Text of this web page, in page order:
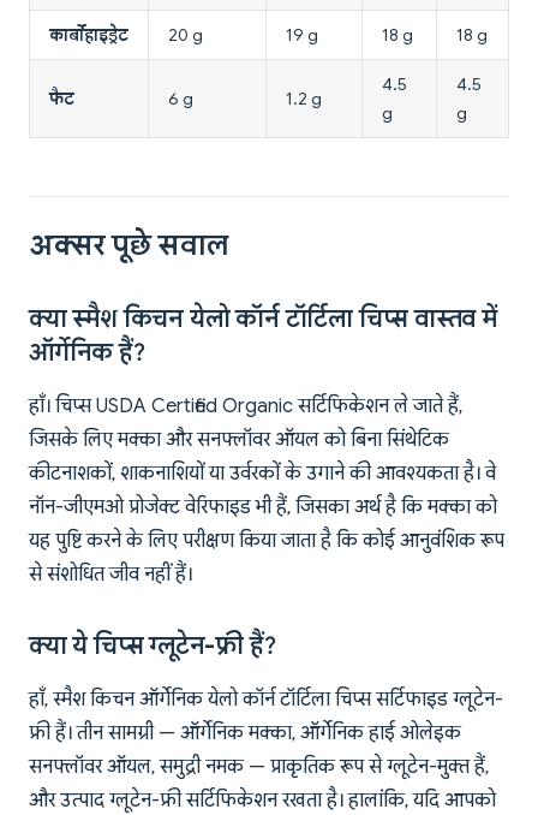
कार्बोहाइड्रेट 20 g 19 g 18 g 18 g
फैट 6 g 1.2 g
4.5
g
4.5
g
अक्सर पूछे सवाल
क्या स्मैश किचन येलो कॉर्न टॉर्टिला चिप्स वास्तव में
ऑर्गेनिक हैं?
हाँ। चिप्स USDA Certified Organic सर्टिफिकेशन ले जाते हैं,
जिसके लिए मक्का और सनफ्लॉवर ऑयल को बिना सिंथेटिक
कीटनाशकों, शाकनाशियों या उर्वरकों के उगाने की आवश्यकता है। वे
नॉन-जीएमओ प्रोजेक्ट वेरिफाइड भी हैं, जिसका अर्थ है कि मक्का को
यह पुष्टि करने के लिए परीक्षण किया जाता है कि कोई आनुवंशिक रूप
से संशोधित जीव नहीं हैं।
क्या ये चिप्स ग्लूटेन-फ्री हैं?
हाँ, स्मैश किचन ऑर्गेनिक येलो कॉर्न टॉर्टिला चिप्स सर्टिफाइड ग्लूटेन-
फ्री हैं। तीन सामग्री — ऑर्गेनिक मक्का, ऑर्गेनिक हाई ओलेइक
सनफ्लॉवर ऑयल, समुद्री नमक — प्राकृतिक रूप से ग्लूटेन-मुक्त हैं,
और उत्पाद ग्लूटेन-फ्री सर्टिफिकेशन रखता है। हालांकि, यदि आपको